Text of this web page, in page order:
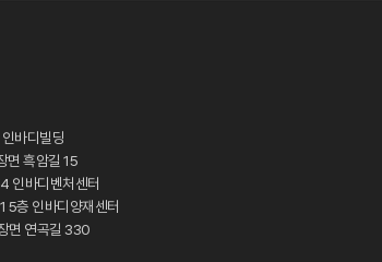
바디빌딩
면 흑암길 15
인바디벤처센터
5층 인바디양재센터
면 연곡길 330